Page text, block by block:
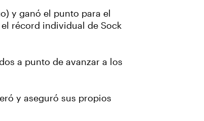
y ganó el punto para el
récord individual de Sock
a punto de avanzar a los
y aseguró sus propios